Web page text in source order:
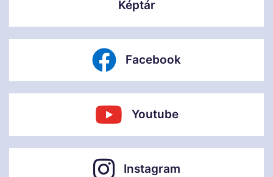
Képtár
Facebook
Youtube
Instagram